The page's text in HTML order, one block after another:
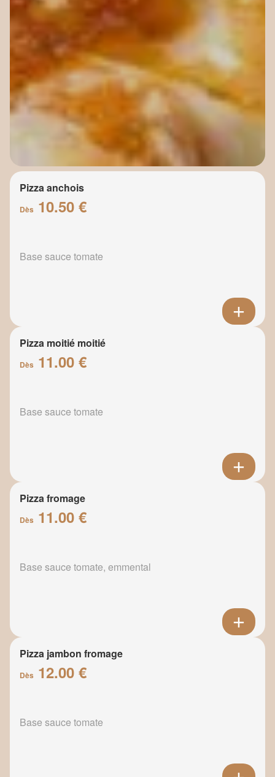
Pizza anchois
Dès 10.50 €
Base sauce tomate
Pizza moitié moitié
Dès 11.00 €
Base sauce tomate
Pizza fromage
Dès 11.00 €
Base sauce tomate, emmental
Pizza jambon fromage
Dès 12.00 €
Base sauce tomate